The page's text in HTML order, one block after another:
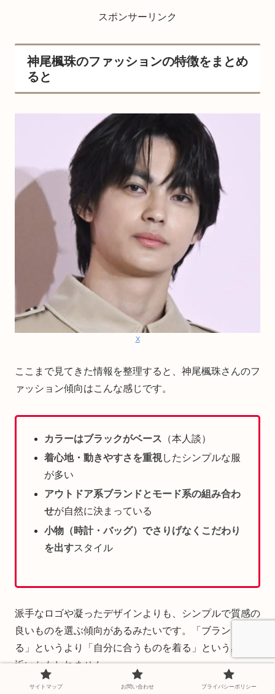
スポンサーリンク
神尾楓珠のファッションの特徴をまとめ
ると
X
ここまで見てきた情報を整理すると、神尾楓珠さんのフ
ァッション傾向はこんな感じです。
カラーはブラックがベース （本人談）
着心地・動きやすさを重視したシンプルな服
が多い
アウトドア系ブランドとモード系の組み合わ
せが自然に決まっている
小物（時計・バッグ）でさりげなくこだわり
を出すスタイル
派手なロゴや凝ったデザインよりも、シンプルで質感の
良いものを選ぶ傾向があるみたいです。「ブランドで着
る」というより「自分に合うものを着る」という感覚に
近いかもしれません。
サイトマップ お問い合わせ プライバシーポリシー